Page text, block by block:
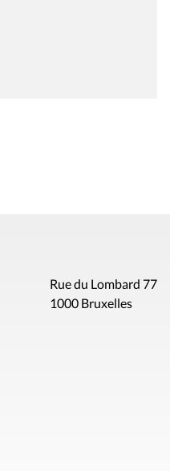
Rue du Lombard 77
1000 Bruxelles